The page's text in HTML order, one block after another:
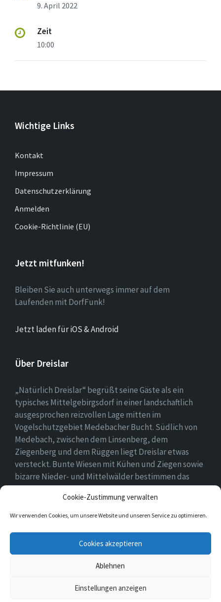
Cookie-Zustimmung verwalten
Wir verwenden Cookies, um unsere Website und unseren Service zu optimieren.
Cookies akzeptieren
Ablehnen
Einstellungen anzeigen
9. April 2022
Zeit
10:00
Wichtige Links
Kontakt
Impressum
Datenschutzerklärung
Anmelden
Cookie-Richtlinie (EU)
Jetzt mitfunken!
Bleiben Sie auch unterwegs immer auf dem
Laufenden mit DorfFunk!
Jetzt laden für iOS & Android
Über Dreislar
„Natürlich Dreislar“ begrüßt seine Gäste als ein
typisches Mittelgebirgsdorf in einer landschaftlich
ausgesprochen reizvollen Lage mitten im
Vogelschutzgebiet Medebacher Bucht. Südlich von
Medebach, zwischen dem Linsenberg, dem
Ziegenberg und dem Rüggen liegt Dreislar etwas
versteckt. Bunte Wiesen mit Kühen und Ziegen sowie
bizarre Nieder- und Mittelwälder bestimmen das
Ortsbild, das durch eine lebendige Landwirtschaft
Facebook